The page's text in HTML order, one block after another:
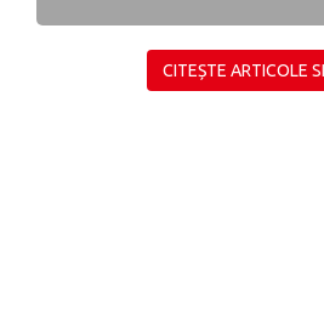
CITEȘTE ARTICOLE